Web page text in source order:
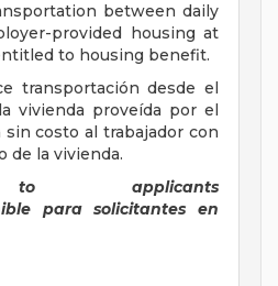
between daily
provided housing at
to housing benefit.
transportación desde el
vivienda proveída por el
sin costo al trabajador con
de la vivienda.
to applicants
para solicitantes en